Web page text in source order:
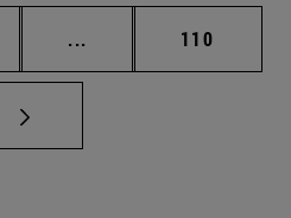
... Páginas intermedias
Página
110